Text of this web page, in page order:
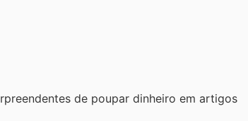
de poupar dinheiro em artigos